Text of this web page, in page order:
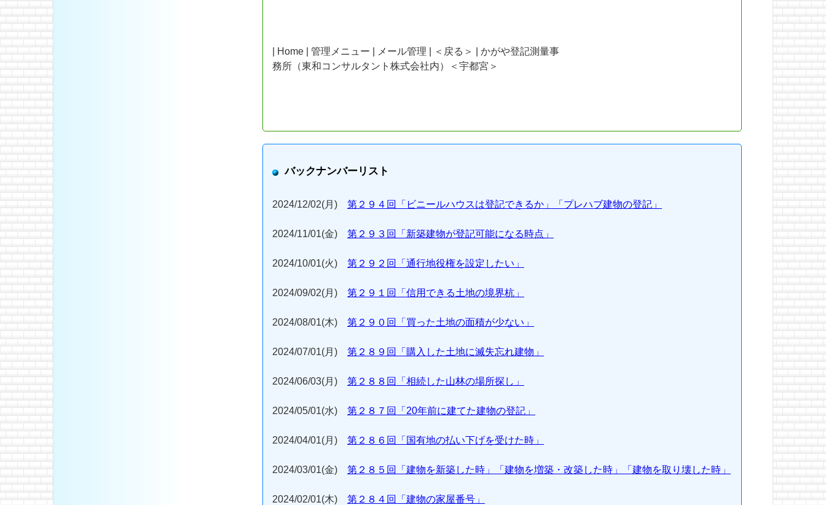
| Home | 管理メニュー | メール管理 | ＜戻る＞ | かがや登記測量事
務所（東和コンサルタント株式会社内）＜宇都宮＞
バックナンバーリスト
2024/12/02(月)第２９４回「ビニールハウスは登記できるか」「プレハブ建物の登記」
2024/11/01(金)第２９３回「新築建物が登記可能になる時点」
2024/10/01(火)第２９２回「通行地役権を設定したい」
2024/09/02(月)第２９１回「信用できる土地の境界杭」
2024/08/01(木)第２９０回「買った土地の面積が少ない」
2024/07/01(月)第２８９回「購入した土地に滅失忘れ建物」
2024/06/03(月)第２８８回「相続した山林の場所探し」
2024/05/01(水)第２８７回「20年前に建てた建物の登記」
2024/04/01(月)第２８６回「国有地の払い下げを受けた時」
2024/03/01(金)第２８５回「建物を新築した時」「建物を増築・改築した時」「建物を取り壊した時」
2024/02/01(木)第２８４回「建物の家屋番号」